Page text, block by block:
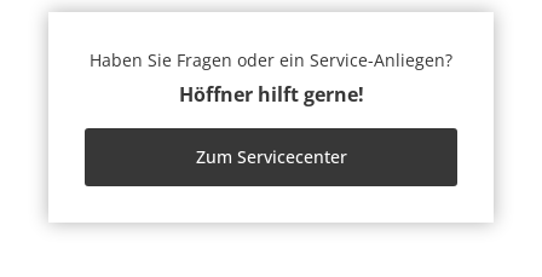
Haben Sie Fragen oder ein Service-Anliegen?
Höffner hilft gerne!
Zum Servicecenter